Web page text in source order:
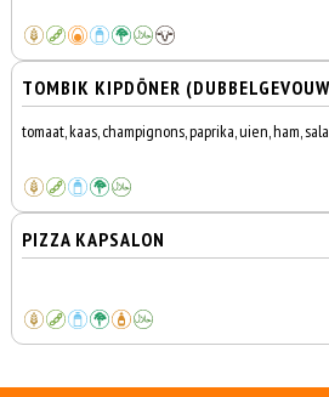
TOMBIK KIPDÖNER
tomaat, kaas, champignons, paprika, uien, ham,
PIZZA KAPSALON